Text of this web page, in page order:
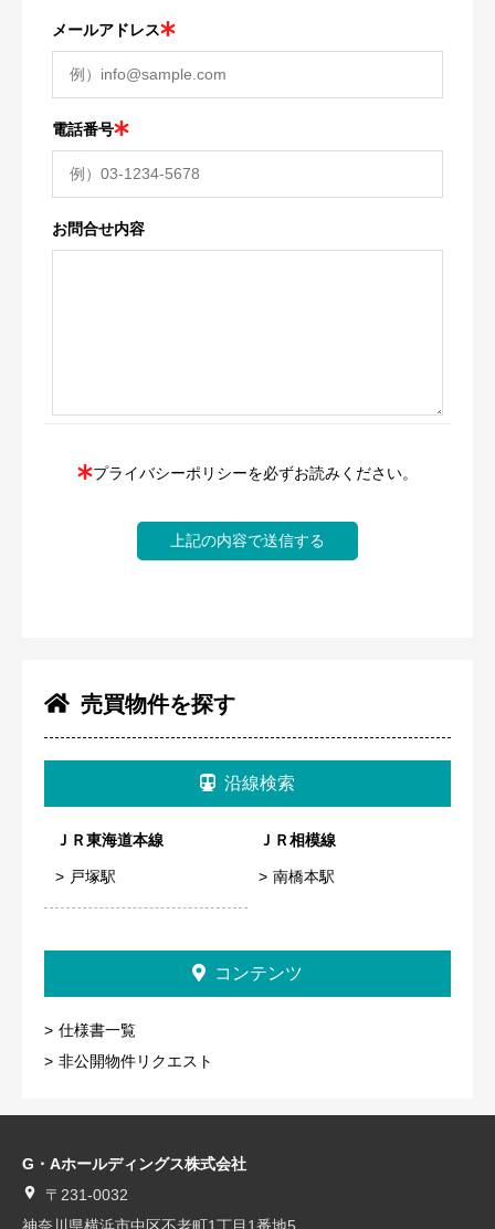
売買物件を探す
沿線検索
ＪＲ東海道本線
戸塚駅
ＪＲ相模線
南橋本駅
コンテンツ
仕様書一覧
非公開物件リクエスト
メールアドレス
電話番号
お問合せ内容
プライバシーポリシーを必ずお読みください。
G・Aホールディングス株式会社
〒231-0032
神奈川県横浜市中区不老町1丁目1番地5